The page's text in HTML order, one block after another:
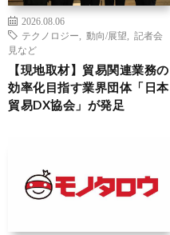
2026.08.06
テクノロジー
動向/展望
記者会
見など
【現地取材】貿易関連業務の
効率化目指す業界団体「日本
貿易DX協会」が発足